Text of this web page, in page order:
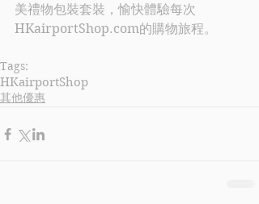
美禮物包裝套裝，愉快體驗每次
HKairportShop.com的購物旅程。
Tags:
HKairportShop
其他優惠